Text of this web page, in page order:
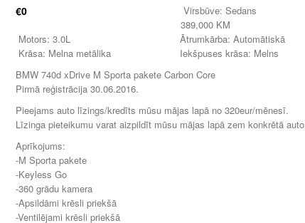
€0 Virsbūve: Sedans
389,000 KM
Motors: 3.0L
Ātrumkārba: Automātiskā
Krāsa: Melna metālika
Iekšpuses krāsa: Melns
BMW 740d xDrive M Sporta pakete Carbon Core
Pirmā reģistrācija 30.06.2016.
Pieejams auto līzings/kredīts mūsu mājas lapā no 320eur/mēnesī.
Līzinga pieteikumu varat aizpildīt mūsu mājas lapā zem konkrētā auto
Aprīkojums:
-M Sporta pakete
-Keyless Go
-360 grādu kamera
-Apsildāmi krēsli priekšā
-Ventilējami krēsli priekšā